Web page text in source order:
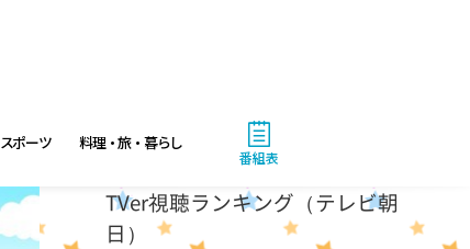
スポーツ 料理・旅・暮らし
番組表
TVer視聴ランキング（テレビ朝
日）
深夜
て】小声の会…アノ人が退場で